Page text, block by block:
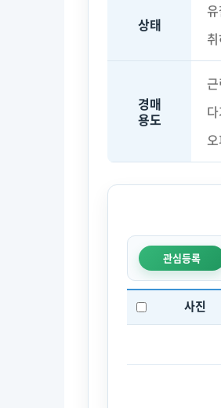
상태
경매
용도
관심등록
사진